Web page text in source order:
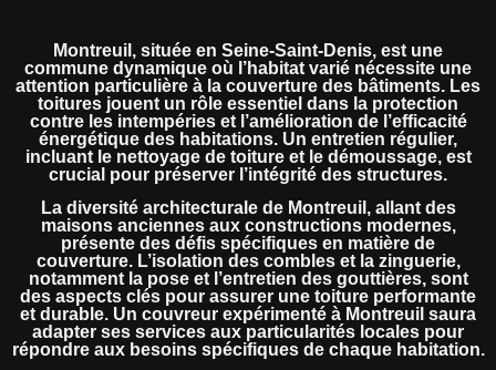
Montreuil, située en Seine-Saint-Denis, est une
commune dynamique où l’habitat varié nécessite une
attention particulière à la couverture des bâtiments. Les
toitures jouent un rôle essentiel dans la protection
contre les intempéries et l’amélioration de l’efficacité
énergétique des habitations. Un entretien régulier,
incluant le nettoyage de toiture et le démoussage, est
crucial pour préserver l’intégrité des structures.
La diversité architecturale de Montreuil, allant des
maisons anciennes aux constructions modernes,
présente des défis spécifiques en matière de
couverture. L’isolation des combles et la zinguerie,
notamment la pose et l’entretien des gouttières, sont
des aspects clés pour assurer une toiture performante
et durable. Un couvreur expérimenté à Montreuil saura
adapter ses services aux particularités locales pour
répondre aux besoins spécifiques de chaque habitation.